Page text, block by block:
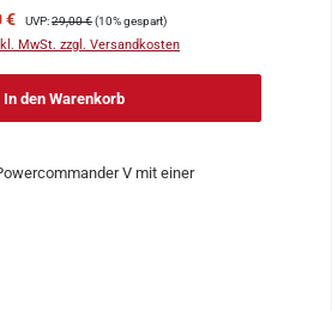
€ Regulärer Preis:
UVP:29,00 €(10% gespart)
MwSt. zzgl. Versandkosten
In den Warenkorb